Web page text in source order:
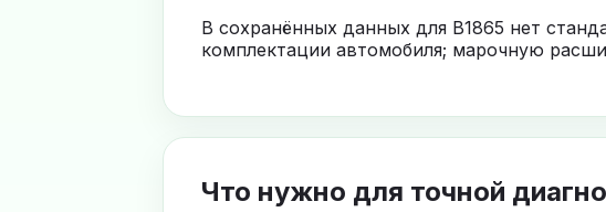
В сохранённых данных для B1865 нет
комплектации автомобиля; марочную
Что нужно для точной